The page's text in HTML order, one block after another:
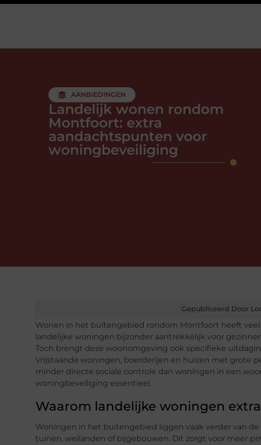
AANBIEDINGEN
Landelijk wonen rondom
Montfoort: extra
aandachtspunten voor
woningbeveiliging
Gepubliceerd Door
Wonen in het buitengebied rondom Montfoort heeft
landelijke woningen bijzonder aantrekkelijk voor
Toch brengt deze woonomgeving ook specifieke
Vrijstaande woningen, boerderijen en huizen met grote
minder directe sociale controle dan woningen in een
woningbeveiliging essentieel.
Waarom landelijke woningen
Woningen in het buitengebied liggen vaak verder van
tuinen, weilanden of bijgebouwen. Dit zorgt voor meer